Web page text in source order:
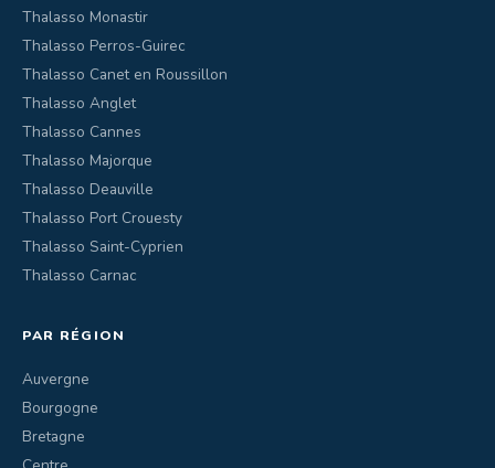
Thalasso Monastir
Thalasso Perros-Guirec
Thalasso Canet en Roussillon
Thalasso Anglet
Thalasso Cannes
Thalasso Majorque
Thalasso Deauville
Thalasso Port Crouesty
Thalasso Saint-Cyprien
Thalasso Carnac
PAR RÉGION
Auvergne
Bourgogne
Bretagne